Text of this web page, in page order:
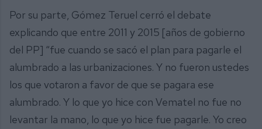
Por su parte, Gómez Teruel cerró el debate
explicando que entre 2011 y 2015 [años de gobierno
del PP] “fue cuando se sacó el plan para pagarle el
alumbrado a las urbanizaciones. Y no fueron ustedes
los que votaron a favor de que se pagara ese
alumbrado. Y lo que yo hice con Vematel no fue no
levantar la mano, lo que yo hice fue pagarle. Yo creo